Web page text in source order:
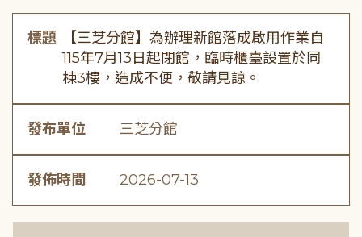
標題
【三芝分館】為辦理新館落成啟用作業自
115年7月13日起閉館，臨時櫃臺設置於同
棟3樓，造成不便，敬請見諒。
發布單位 三芝分館
發佈時間 2026-07-13